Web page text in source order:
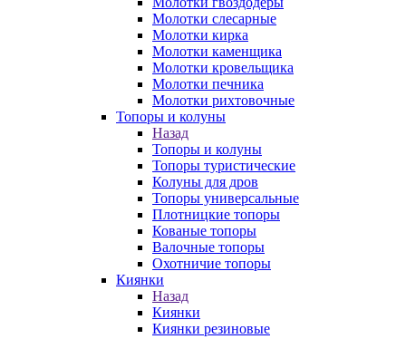
Молотки слесарные
Молотки кирка
Молотки каменщика
Молотки кровельщика
Молотки печника
Молотки рихтовочные
Топоры и колуны
Назад
Топоры и колуны
Топоры туристические
Колуны для дров
Топоры универсальные
Плотницкие топоры
Кованые топоры
Валочные топоры
Охотничие топоры
Киянки
Назад
Киянки
Киянки резиновые